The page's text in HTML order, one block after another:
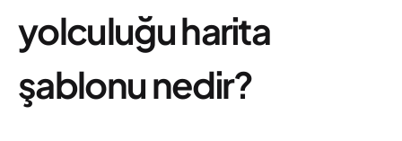
yolculuğu harita
şablonu nedir?